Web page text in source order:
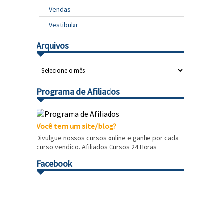
Vendas
Vestibular
Arquivos
Programa de Afiliados
Você tem um site/blog?
Divulgue nossos cursos online e ganhe por cada
curso vendido. Afiliados Cursos 24 Horas
Facebook